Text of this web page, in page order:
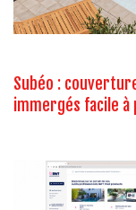
Subéo :
immergés facile à